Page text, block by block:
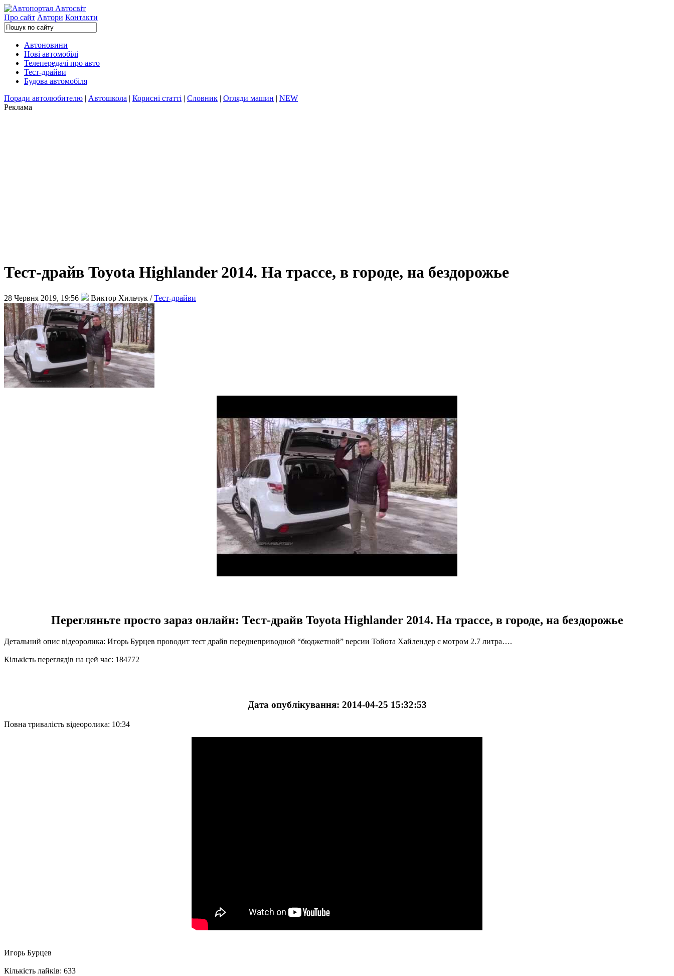
Про сайт Автори Контакти
Автоновини
Нові автомобілі
Телепередачі про авто
Тест-драйви
Будова автомобіля
Поради автолюбителю | Автошкола | Корисні статті | Словник | Огляди машин | NEW
Реклама
Тест-драйв Toyota Highlander 2014. На трассе, в городе, на бездорожье
28 Червня 2019, 19:56 Виктор Хильчук /Тест-драйви
Перегляньте просто зараз онлайн: Тест-драйв Toyota Highlander 2014. На трассе, в городе, на бездорожье
Детальний опис відеоролика: Игорь Бурцев проводит тест драйв переднеприводной “бюджетной” версии Тойота Хайлендер с мотром 2.7 литра….
Кількість переглядів на цей час: 184772
Дата опублікування: 2014-04-25 15:32:53
Повна тривалість відеоролика: 10:34
Игорь Бурцев
Кількість лайків: 633